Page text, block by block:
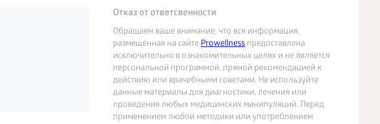
Отказ от ответсвенности
Обращаем ваше внимание, что вся информация,
размещённая на сайтеProwellnessпредоставлена
исключительно в ознакомительных целях и не является
персональной программой, прямой рекомендацией к
действию или врачебными советами. Не используйте
данные материалы для диагностики, лечения или
проведения любых медицинских манипуляций. Перед
применением любой методики или употреблением